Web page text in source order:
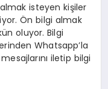
isteyen kişiler
Ön bilgi almak
oluyor. Bilgi
Whatsapp’la
iletip bilgi